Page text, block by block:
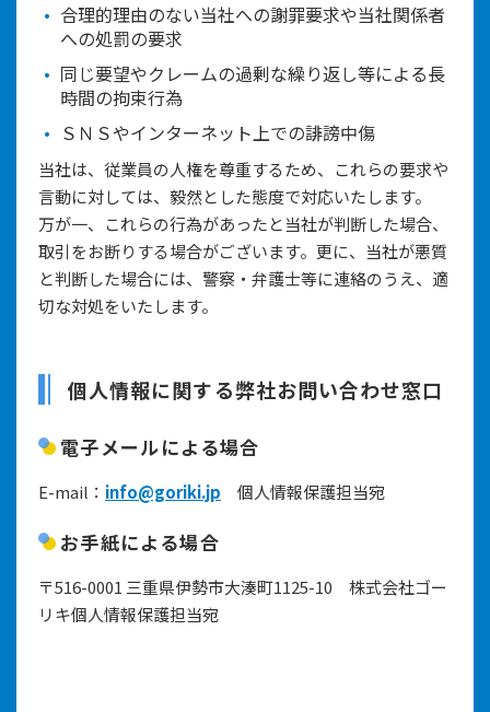
合理的理由のない当社への謝罪要求や当社関係者
への処罰の要求
同じ要望やクレームの過剰な繰り返し等による長
時間の拘束行為
ＳＮＳやインターネット上での誹謗中傷
当社は、従業員の人権を尊重するため、これらの要求や
言動に対しては、毅然とした態度で対応いたします。
万が一、これらの行為があったと当社が判断した場合、
取引をお断りする場合がございます。更に、当社が悪質
と判断した場合には、警察・弁護士等に連絡のうえ、適
切な対処をいたします。
個人情報に関する弊社お問い合わせ窓口
電子メールによる場合
E-mail： info@goriki.jp 個人情報保護担当宛
お手紙による場合
〒516-0001 三重県伊勢市大湊町1125-10 株式会社ゴー
リキ個人情報保護担当宛